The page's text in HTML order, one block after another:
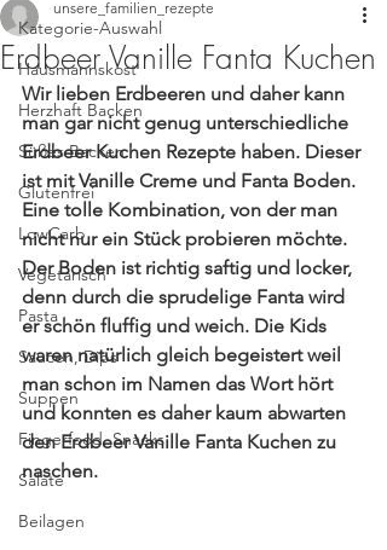
Kategorie-Auswahl
Hausmannskost
Herzhaft Backen
Süßes Backen
Glutenfrei
LowCarb
Vegetarisch
Pasta
Saucen, Dips
Suppen
Fingerfood, Snacks
Salate
Beilagen
Erdbeer Vanille Fanta Kuchen
unsere_familien_rezepte
Wir lieben Erdbeeren und daher kann
man gar nicht genug unterschiedliche
Erdbeer Kuchen Rezepte haben. Dieser
ist mit Vanille Creme und Fanta Boden.
Eine tolle Kombination, von der man
nicht nur ein Stück probieren möchte.
Der Boden ist richtig saftig und locker,
denn durch die sprudelige Fanta wird
er schön fluffig und weich. Die Kids
waren natürlich gleich begeistert weil
man schon im Namen das Wort hört
und konnten es daher kaum abwarten
den Erdbeer Vanille Fanta Kuchen zu
naschen.